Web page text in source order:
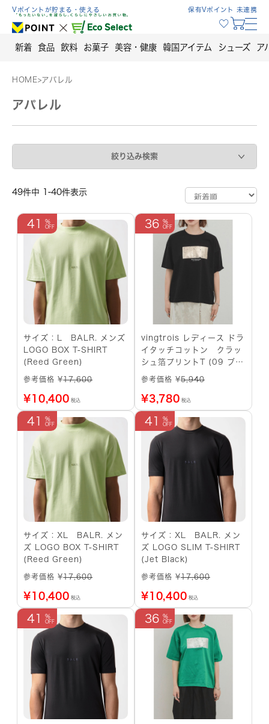
Skip
content
Vポイントが貯まる・使える 保有Vポイント 未連携
新着 食品 飲料 お菓子 美容・健康 韓国アイテム シューズ ア
HOME>アパレル
アパレル
絞り込み検索
49件中 1-40件表示
41
サイズ：L BALR. メンズ
LOGO BOX T-SHIRT
(Reed Green)
参考価格 ¥17,600
¥10,400 税込
36
vingtrois レディース ドラ
イタッチコットン クラッ
シュ箔プリントT (09 ブラ
ック)
参考価格 ¥5,940
¥3,780 税込
41
サイズ：XL BALR. メン
ズ LOGO BOX T-SHIRT
(Reed Green)
参考価格 ¥17,600
¥10,400 税込
41
サイズ：XL BALR. メン
ズ LOGO SLIM T-SHIRT
(Jet Black)
参考価格 ¥17,600
¥10,400 税込
41 36